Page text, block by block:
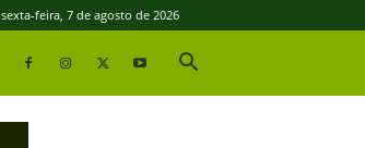
sexta-feira, 7 de agosto de 2026